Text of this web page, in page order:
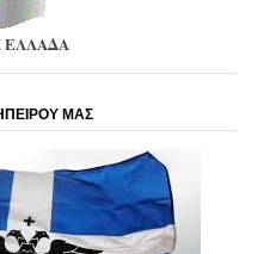
ΕΛΛΑΔΑ
ΜΑΣ